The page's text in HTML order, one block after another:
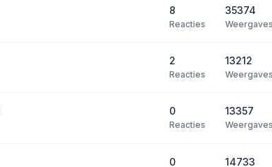
8
Reacties
35374
Weergaves
2
Reacties
13212
Weergaves
0
Reacties
13357
Weergaves
0 14733